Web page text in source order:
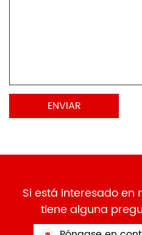
Si está interesado en
tiene alguna